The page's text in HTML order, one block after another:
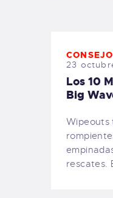
23
Los 10
Big
Wipeouts
rescates.